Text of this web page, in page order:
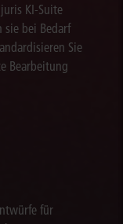
KI-Suite
sie bei Bedarf
Sie
Bearbeitung
für